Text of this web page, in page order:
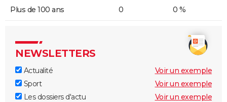
Plus de 100 ans 0 0 %
NEWSLETTERS
Actualité
Voir un exemple
Sport
Voir un exemple
Les dossiers d'actu
Voir un exemple